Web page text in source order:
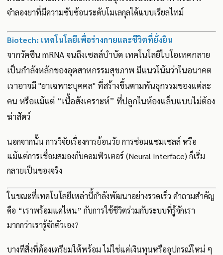
จำลองยาที่มีความซับซ้อนระดับโมเลกุลได้แบบเรียลไทม์
Biotech: เทคโนโลยีเพื่อร่างกายและชีวิตที่ยั่งยืน
จากวัคซีน mRNA จนถึงเซลล์บำบัด เทคโนโลยีไบโอเทคกลาย
เป็นกำลังหลักของอุตสาหกรรมสุขภาพ มีแนวโน้มว่าในอนาคต
เราอาจมี "ยาเฉพาะบุคคล" ที่สร้างขึ้นตามพันธุกรรมของแต่ละ
คน หรือแม้แต่ “เนื้อสังเคราะห์” ที่ปลูกในห้องแล็บแบบไม่ต้อง
ฆ่าสัตว์
นอกจากนั้น การวิจัยเรื่องการย้อนวัย การซ่อมแซมเซลล์ หรือ
แม้แต่การเชื่อมสมองกับคอมพิวเตอร์ (Neural Interface) ก็เริ่ม
กลายเป็นของจริง
ในขณะที่เทคโนโลยีเหล่านี้กำลังพัฒนาอย่างรวดเร็ว คำถามสำคัญ
คือ “เราพร้อมแค่ไหน” กับการใช้ชีวิตร่วมกับระบบที่รู้จักเรา
มากกว่าเรารู้จักตัวเอง?
บางทีสิ่งที่ต้องเตรียมให้พร้อม ไม่ใช่แค่เงินทุนหรืออุปกรณ์ใหม่ ๆ